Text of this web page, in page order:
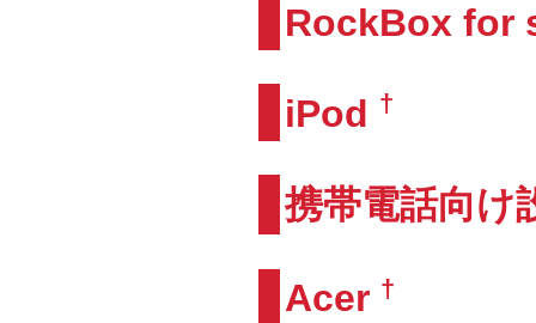
RockBox for
iPod †
携帯電話向け
Acer †